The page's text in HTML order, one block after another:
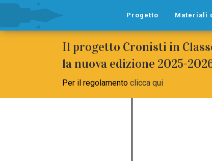
Progetto Materiali
Il progetto Cronisti in
la nuova edizione 2025-
Per il regolamento clicca qui